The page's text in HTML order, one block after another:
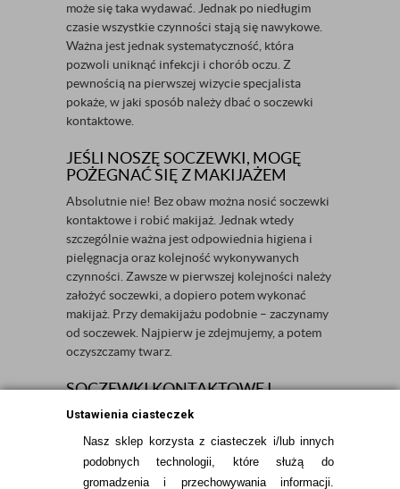
Ustawienia ciasteczek
Nasz sklep korzysta z ciasteczek i/lub innych
podobnych technologii, które służą do
gromadzenia i przechowywania informacji.
może się taka wydawać. Jednak po niedługim
czasie wszystkie czynności stają się nawykowe.
Ważna jest jednak systematyczność, która
pozwoli uniknąć infekcji i chorób oczu. Z
pewnością na pierwszej wizycie specjalista
pokaże, w jaki sposób należy dbać o soczewki
kontaktowe.
JEŚLI NOSZĘ SOCZEWKI, MOGĘ
POŻEGNAĆ SIĘ Z MAKIJAŻEM
Absolutnie nie! Bez obaw można nosić soczewki
kontaktowe i robić makijaż. Jednak wtedy
szczególnie ważna jest odpowiednia higiena i
pielęgnacja oraz kolejność wykonywanych
czynności. Zawsze w pierwszej kolejności należy
założyć soczewki, a dopiero potem wykonać
makijaż. Przy demakijażu podobnie – zaczynamy
od soczewek. Najpierw je zdejmujemy, a potem
oczyszczamy twarz.
SOCZEWKI KONTAKTOWE I
AKCESORIA DO NICH SĄ BARDZO
DROGIE
Nie są. Soczewki są łatwo dostępne dla
wszystkich, a ich cena jest proporcjonalna do